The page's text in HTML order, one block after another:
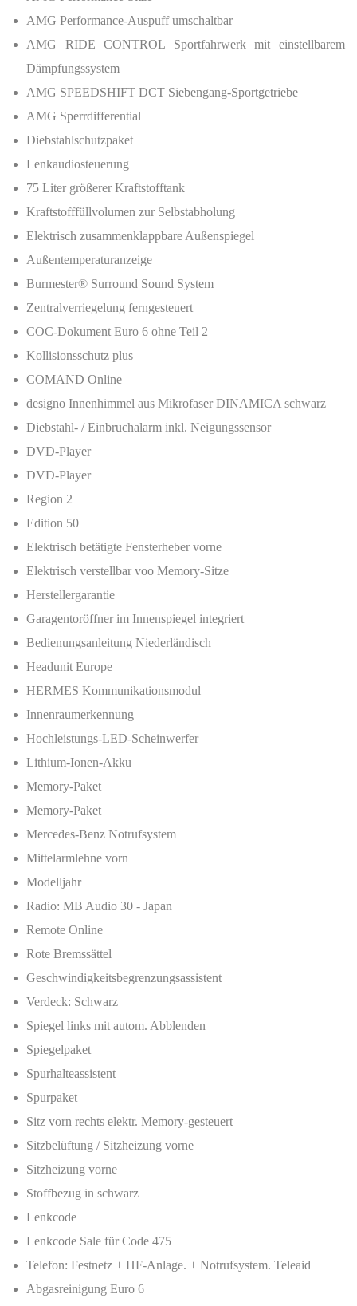
AMG Performance-Auspuff umschaltbar
AMG RIDE CONTROL Sportfahrwerk mit einstellbarem
Dämpfungssystem
AMG SPEEDSHIFT DCT Siebengang-Sportgetriebe
AMG Sperrdifferential
Diebstahlschutzpaket
Lenkaudiosteuerung
75 Liter größerer Kraftstofftank
Kraftstofffüllvolumen zur Selbstabholung
Elektrisch zusammenklappbare Außenspiegel
Außentemperaturanzeige
Burmester® Surround Sound System
Zentralverriegelung ferngesteuert
COC-Dokument Euro 6 ohne Teil 2
Kollisionsschutz plus
COMAND Online
designo Innenhimmel aus Mikrofaser DINAMICA schwarz
Diebstahl- / Einbruchalarm inkl. Neigungssensor
DVD-Player
DVD-Player
Region 2
Edition 50
Elektrisch betätigte Fensterheber vorne
Elektrisch verstellbar voo Memory-Sitze
Herstellergarantie
Garagentoröffner im Innenspiegel integriert
Bedienungsanleitung Niederländisch
Headunit Europe
HERMES Kommunikationsmodul
Innenraumerkennung
Hochleistungs-LED-Scheinwerfer
Lithium-Ionen-Akku
Memory-Paket
Memory-Paket
Mercedes-Benz Notrufsystem
Mittelarmlehne vorn
Modelljahr
Radio: MB Audio 30 - Japan
Remote Online
Rote Bremssättel
Geschwindigkeitsbegrenzungsassistent
Verdeck: Schwarz
Spiegel links mit autom. Abblenden
Spiegelpaket
Spurhalteassistent
Spurpaket
Sitz vorn rechts elektr. Memory-gesteuert
Sitzbelüftung / Sitzheizung vorne
Sitzheizung vorne
Stoffbezug in schwarz
Lenkcode
Lenkcode Sale für Code 475
Telefon: Festnetz + HF-Anlage. + Notrufsystem. Teleaid
Abgasreinigung Euro 6